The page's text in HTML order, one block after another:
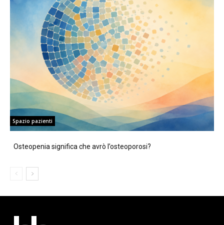
Spazio pazienti
Osteopenia significa che avrò l’osteoporosi?